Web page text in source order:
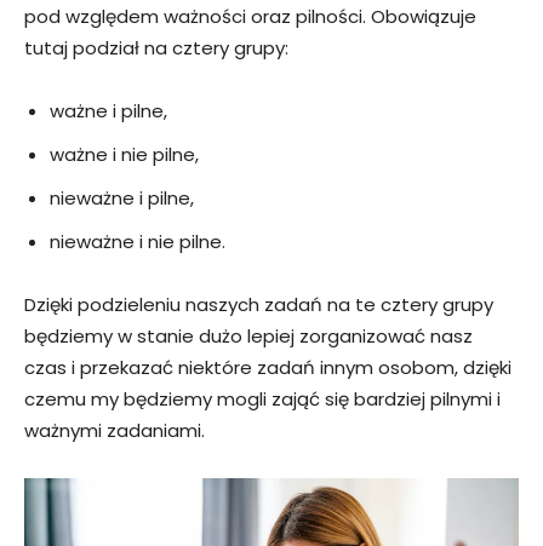
pod względem ważności oraz pilności. Obowiązuje
tutaj podział na cztery grupy:
ważne i pilne,
ważne i nie pilne,
nieważne i pilne,
nieważne i nie pilne.
Dzięki podzieleniu naszych zadań na te cztery grupy
będziemy w stanie dużo lepiej zorganizować nasz
czas i przekazać niektóre zadań innym osobom, dzięki
czemu my będziemy mogli zająć się bardziej pilnymi i
ważnymi zadaniami.